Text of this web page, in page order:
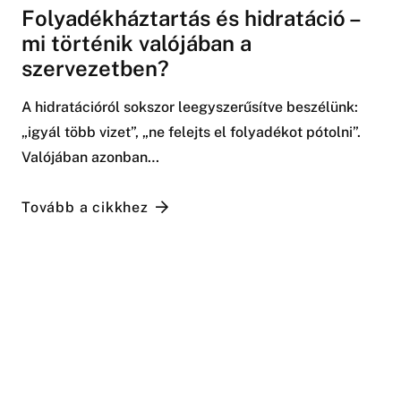
Folyadékháztartás és hidratáció –
mi történik valójában a
szervezetben?
A hidratációról sokszor leegyszerűsítve beszélünk:
„igyál több vizet”, „ne felejts el folyadékot pótolni”.
Valójában azonban…
Tovább a cikkhez